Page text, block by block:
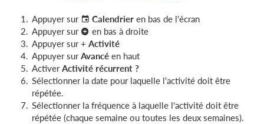
Appuyer sur Calendrier en bas de l'écran
Appuyer sur
en bas à droite
Appuyer sur + Activité
Appuyer surAvancé en haut
ActiverActivité récurrent ?
Sélectionner la date pour laquelle l'activité doit être
répétée.
Sélectionner la fréquence à laquelle l'activité doit être
répétée (chaque semaine ou toutes les deux semaines).